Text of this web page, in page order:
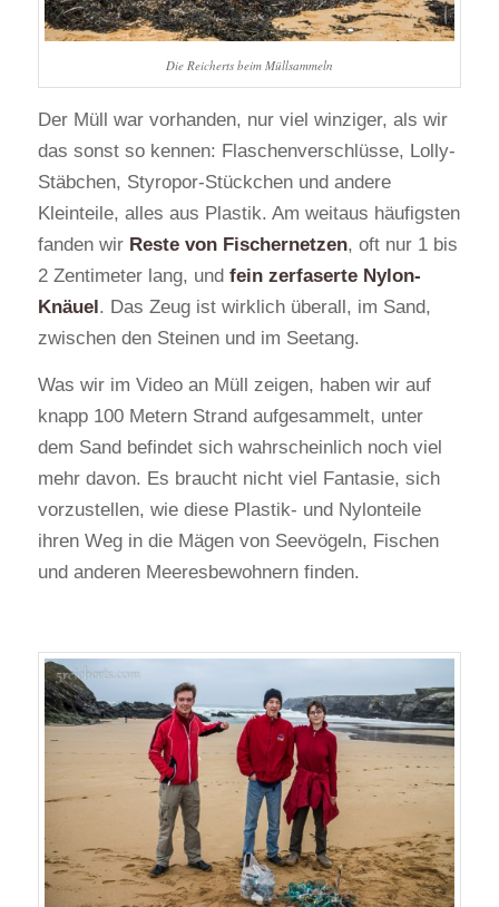
Die Reicherts beim Müllsammeln
Der Müll war vorhanden, nur viel winziger, als wir
das sonst so kennen: Flaschenverschlüsse, Lolly-
Stäbchen, Styropor-Stückchen und andere
Kleinteile, alles aus Plastik. Am weitaus häufigsten
fanden wir Reste von Fischernetzen, oft nur 1 bis
2 Zentimeter lang, und fein zerfaserte Nylon-
Knäuel. Das Zeug ist wirklich überall, im Sand,
zwischen den Steinen und im Seetang.
Was wir im Video an Müll zeigen, haben wir auf
knapp 100 Metern Strand aufgesammelt, unter
dem Sand befindet sich wahrscheinlich noch viel
mehr davon. Es braucht nicht viel Fantasie, sich
vorzustellen, wie diese Plastik- und Nylonteile
ihren Weg in die Mägen von Seevögeln, Fischen
und anderen Meeresbewohnern finden.